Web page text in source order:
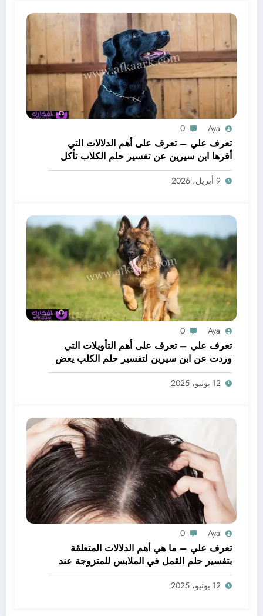
Aya
0
تعرف علي – تعرف على أهم الدلالات التي
أقرها ابن سيرين عن تفسير حلم الكلاب تأكل
لحم – بالتفصيل
9 أبريل، 2026
Aya
0
تعرف علي – تعرف على أهم التأويلات التي
وردت عن ابن سيرين لتفسير حلم الكلب يعض
يدي – بالتفصيل
12 يونيو، 2025
Aya
0
تعرف علي – ما هي أهم الدلالات المتعلقة
بتفسير حلم القمل في الملابس للمتزوجة عند
ابن سيرين؟ – بالتفصيل
12 يونيو، 2025